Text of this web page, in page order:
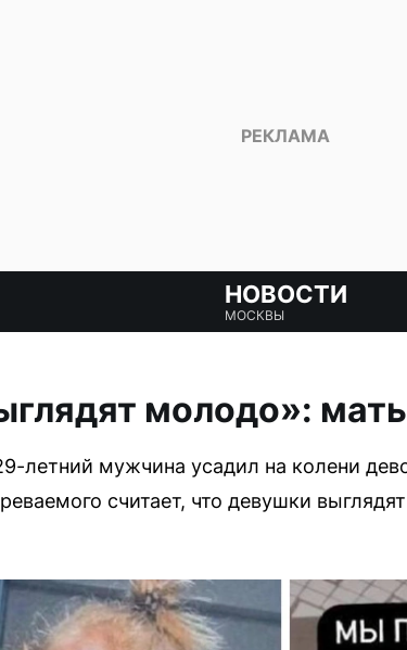
НОВОСТИ
МОСКВЫ
молодо»:
летний мужчина усадил на колени
считает, что девушки